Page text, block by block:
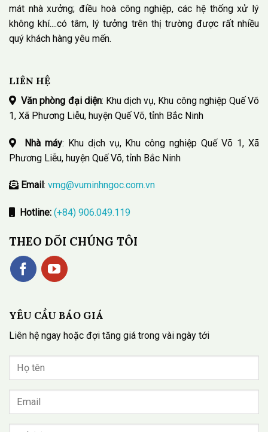
mát nhà xưởng; điều hoà công nghiệp, các hệ thống xử lý
không khí....có tâm, lý tưởng trên thị trường được rất nhiều
quý khách hàng yêu mến.
LIÊN HỆ
Văn phòng đại diện: Khu dịch vụ, Khu công nghiệp Quế Võ
1, Xã Phương Liễu, huyện Quế Võ, tỉnh Bắc Ninh
Nhà máy: Khu dịch vụ, Khu công nghiệp Quế Võ 1, Xã
Phương Liễu, huyện Quế Võ, tỉnh Bắc Ninh
Email : vmg@vuminhngoc.com.vn
Hotline: (+84) 906.049.119
THEO DÕI CHÚNG TÔI
YÊU CẦU BÁO GIÁ
Liên hệ ngay hoặc đợi tăng giá trong vài ngày tới